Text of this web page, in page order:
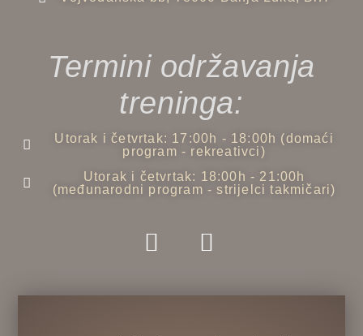
Termini održavanja
treninga:
Utorak i četvrtak: 17:00h - 18:00h (domaći
program - rekreativci)
Utorak i četvrtak: 18:00h - 21:00h
(međunarodni program - strijelci takmičari)